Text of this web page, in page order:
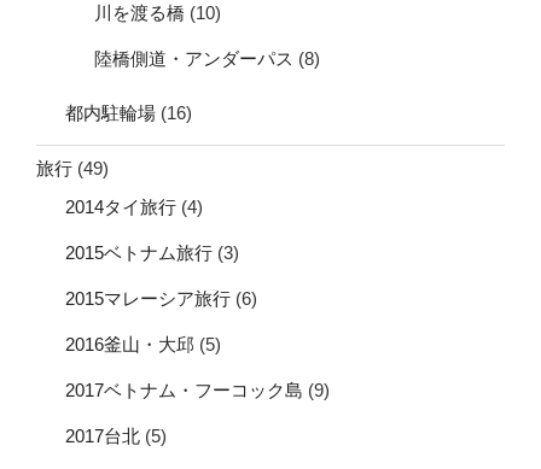
川を渡る橋 (10)
陸橋側道・アンダーパス (8)
都内駐輪場 (16)
旅行 (49)
2014タイ旅行 (4)
2015ベトナム旅行 (3)
2015マレーシア旅行 (6)
2016釜山・大邱 (5)
2017ベトナム・フーコック島 (9)
2017台北 (5)